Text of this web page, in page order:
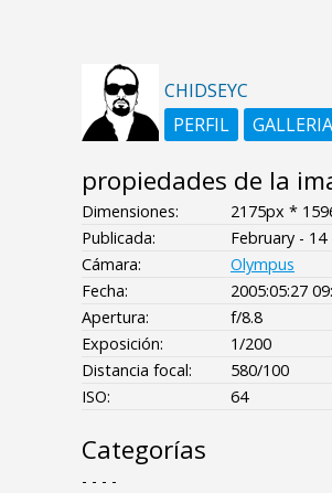
CHIDSEYC
PERFIL
GALLERIA
propiedades de la
Dimensiones:
2175px *
Publicada:
February - 14
Cámara:
Olympus
Fecha:
2005:05:27
Apertura:
f/8.8
Exposición:
1/200
Distancia focal:
580/100
ISO:
64
Categorías
- - - -